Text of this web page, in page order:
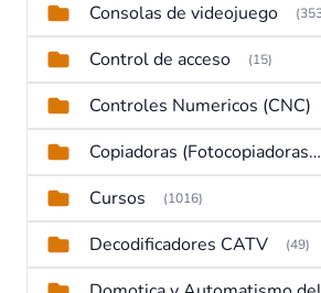
Consolas de videojuego
Control de acceso (15)
Controles Numericos (CNC)
Copiadoras (Fotocopiadoras, Multifunctions, Ploter, etc)
Cursos (1016)
Decodificadores CATV (49)